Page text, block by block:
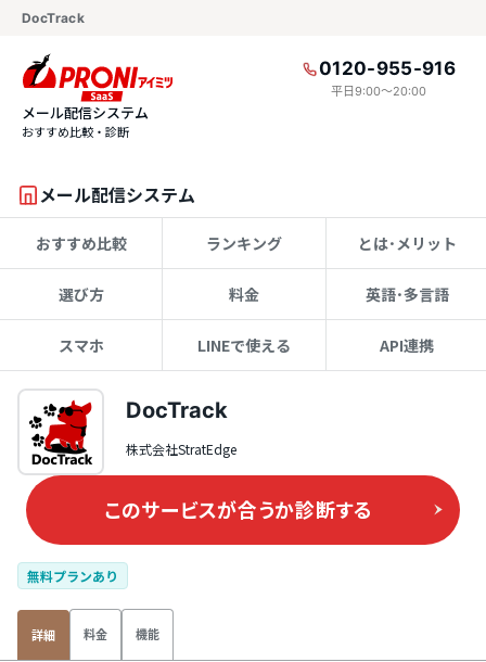
DocTrack
0120-955-916
平日9:00〜20:00
メール配信システム
おすすめ比較・診断
メール配信システム
おすすめ比較 ランキング とは･メリット
選び方 料金 英語･多言語
スマホ LINEで使える API連携
DocTrack
株式会社StratEdge
このサービスが合うか診断する
無料プランあり
詳細 料金 機能